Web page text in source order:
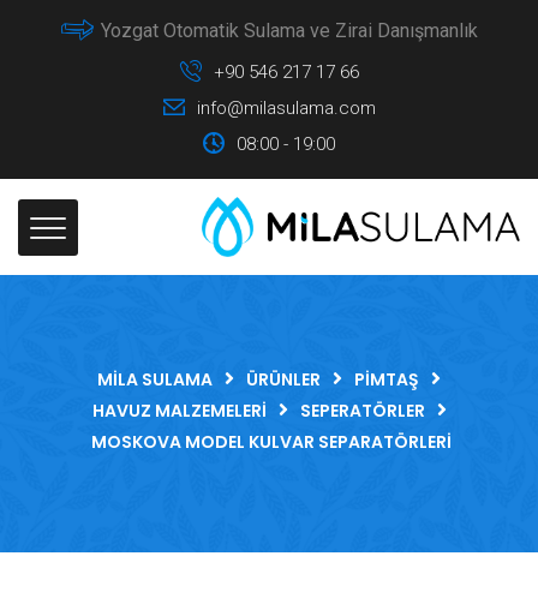
Yozgat Otomatik Sulama ve Zirai Danışmanlık
+90 546 217 17 66
info@milasulama.com
08:00 - 19:00
MILA SULAMA ÜRÜNLER
PIMTAŞ
HAVUZ MALZEMELERI
SEPERATÖRLER
MOSKOVA MODEL KULVAR SEPARATÖRLERI